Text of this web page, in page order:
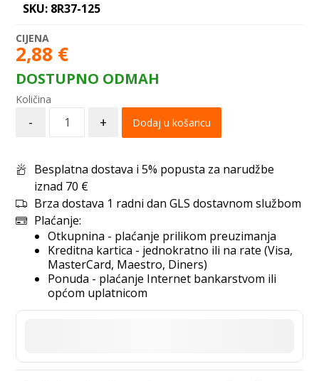
SKU: 8R37-125
2,88 €
DOSTUPNO ODMAH
- + Dodaj u košaricu
Besplatna dostava i 5% popusta za narudžbe
iznad 70 €
Brza dostava 1 radni dan GLS dostavnom službom
Plaćanje:
Otkupnina - plaćanje prilikom preuzimanja
Kreditna kartica - jednokratno ili na rate (Visa,
MasterCard, Maestro, Diners)
Ponuda - plaćanje Internet bankarstvom ili
općom uplatnicom